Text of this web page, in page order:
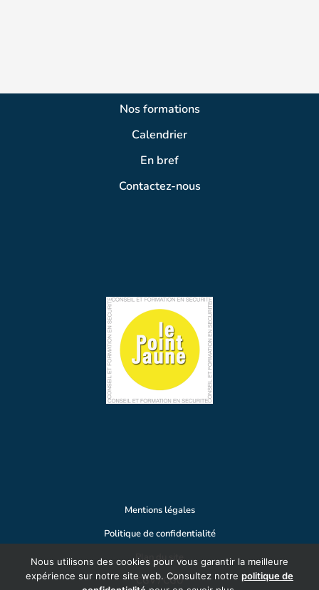
Nos formations
Calendrier
En bref
Contactez-nous
Mentions légales
Politique de confidentialité
Plan du site
CGV / CGU
Nous utilisons des cookies pour vous garantir la meilleure
expérience sur notre site web. Consultez notre politique de